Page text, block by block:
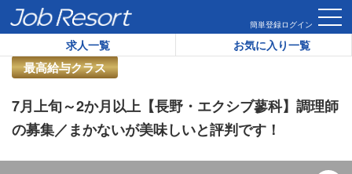
簡単登録ログイン
求人一覧 お気に入り一覧
HOME 求人一覧 7月上旬～2か月以上【長野・エクシブ蓼科
最高給与クラス
リゾートバイト求人番号：
7月上旬～2か月以上【長野・エクシブ蓼科】調理師
の募集／まかないが美味しいと評判です！